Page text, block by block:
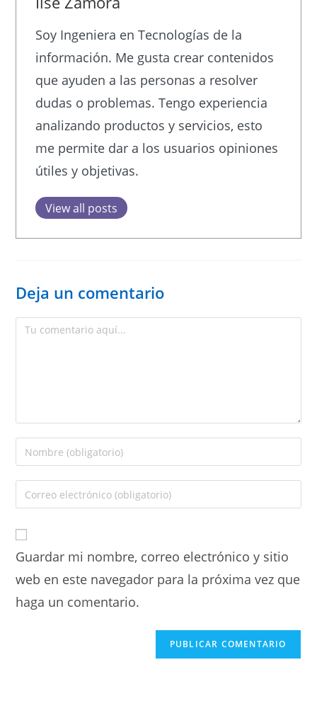
Soy Ingeniera en Tecnologías de la
información. Me gusta crear contenidos
que ayuden a las personas a resolver
dudas o problemas. Tengo experiencia
analizando productos y servicios, esto
me permite dar a los usuarios opiniones
útiles y objetivas.
View all posts
Deja un comentario
Guardar mi nombre, correo electrónico y sitio
web en este navegador para la próxima vez que
haga un comentario.